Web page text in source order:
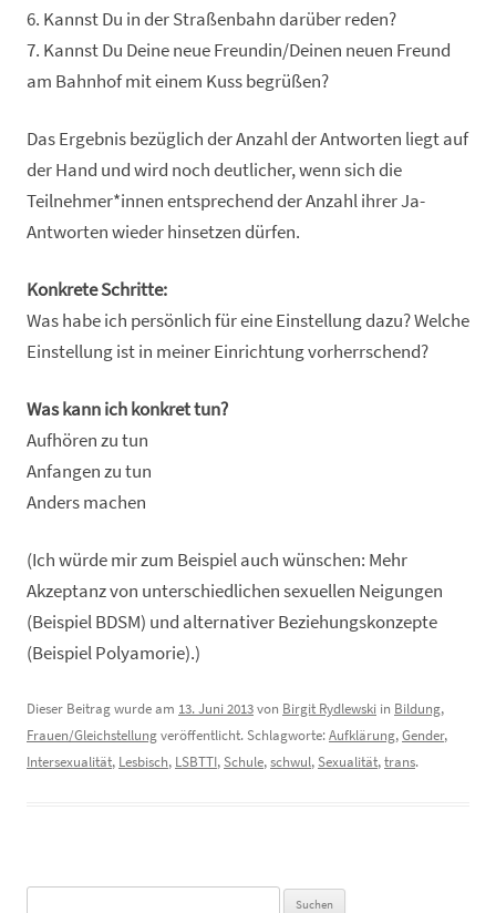
6. Kannst Du in der Straßenbahn darüber reden?
7. Kannst Du Deine neue Freundin/Deinen neuen Freund
am Bahnhof mit einem Kuss begrüßen?
Das Ergebnis bezüglich der Anzahl der Antworten liegt auf
der Hand und wird noch deutlicher, wenn sich die
Teilnehmer*innen entsprechend der Anzahl ihrer Ja-
Antworten wieder hinsetzen dürfen.
Konkrete Schritte:
Was habe ich persönlich für eine Einstellung dazu? Welche
Einstellung ist in meiner Einrichtung vorherrschend?
Was kann ich konkret tun?
Aufhören zu tun
Anfangen zu tun
Anders machen
(Ich würde mir zum Beispiel auch wünschen: Mehr
Akzeptanz von unterschiedlichen sexuellen Neigungen
(Beispiel BDSM) und alternativer Beziehungskonzepte
(Beispiel Polyamorie).)
Dieser Beitrag wurde am 13. Juni 2013von Birgit Rydlewski in Bildung,
Frauen/Gleichstellungveröffentlicht. Schlagworte:Aufklärung,Gender,
Intersexualität, Lesbisch, LSBTTI,Schule,schwul,Sexualität,trans.